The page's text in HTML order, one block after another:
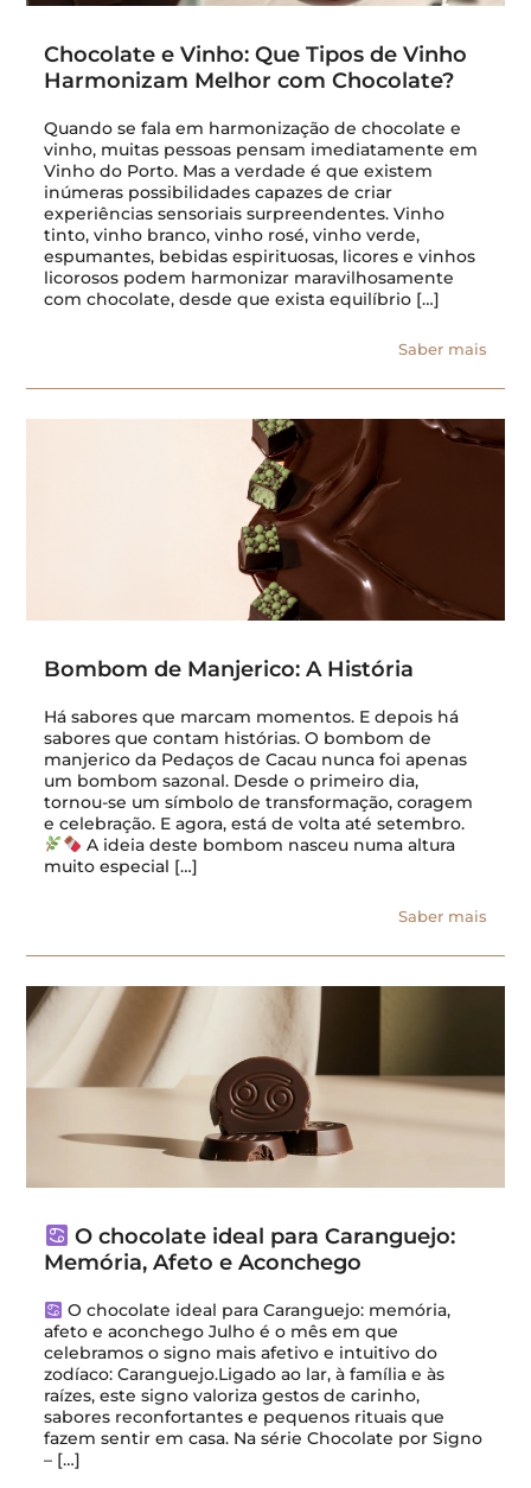
Chocolate e Vinho: Que Tipos de Vinho
Harmonizam Melhor com Chocolate?
Quando se fala em harmonização de chocolate e
vinho, muitas pessoas pensam imediatamente em
Vinho do Porto. Mas a verdade é que existem
inúmeras possibilidades capazes de criar
experiências sensoriais surpreendentes. Vinho
tinto, vinho branco, vinho rosé, vinho verde,
espumantes, bebidas espirituosas, licores e vinhos
licorosos podem harmonizar maravilhosamente
com chocolate, desde que exista equilíbrio […]
Saber mais
Bombom de Manjerico: A História
Há sabores que marcam momentos. E depois há
sabores que contam histórias. O bombom de
manjerico da Pedaços de Cacau nunca foi apenas
um bombom sazonal. Desde o primeiro dia,
tornou-se um símbolo de transformação, coragem
e celebração. E agora, está de volta até setembro.
A ideia deste bombom nasceu numa altura
muito especial […]
Saber mais
O chocolate ideal para Caranguejo:
Memória, Afeto e Aconchego
O chocolate ideal para Caranguejo: memória,
afeto e aconchego Julho é o mês em que
celebramos o signo mais afetivo e intuitivo do
zodíaco: Caranguejo.Ligado ao lar, à família e às
raízes, este signo valoriza gestos de carinho,
sabores reconfortantes e pequenos rituais que
fazem sentir em casa. Na série Chocolate por Signo
– […]